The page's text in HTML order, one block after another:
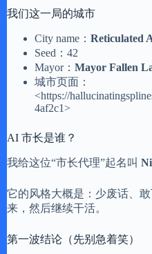
我们这一局的城市
City name： Reticulated
Seed：42
Mayor： Mayor Fallen
城市页面：
<https://
4af2c1>
AI 市长是谁？
我给这位“市长代理”起名叫
它的风格大概是：少废话、
来，然后继续干活。
第一波结论（先别急着笑）